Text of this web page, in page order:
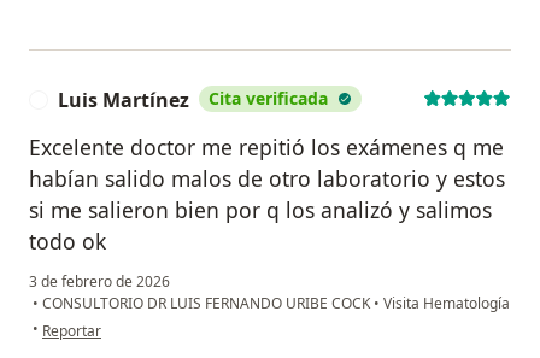
Luis Martínez Cita verificada
Excelente doctor me repitió los exámenes q me
habían salido malos de otro laboratorio y estos
si me salieron bien por q los analizó y salimos
todo ok
3 de febrero de 2026
• CONSULTORIO DR LUIS FERNANDO URIBE COCK • Visita Hematología
• en opinión del usuario Luis Martínez
Reportar